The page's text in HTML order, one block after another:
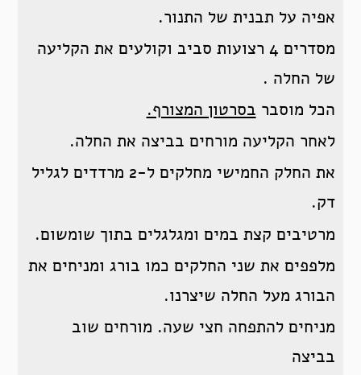
אפיה על תבנית של התנור.
מסדרים 4 רצועות סביב וקולעים את הקליעה
של החלה .
הכל מוסבר בסרטון המצורף.
לאחר הקליעה מורחים בביצה את החלה.
את החלק החמישי מחלקים ל-2 מרדדים לגליל
דק.
מרטיבים קצת במים ומגלגלים בתוך שומשום.
מלפפים את שני החלקים כמו בורג ומניחים את
הבורג מעל החלה שיצרנו.
מניחים להתפחה חצי שעה. מורחים שוב
בביצה